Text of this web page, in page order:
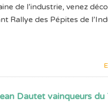
de l’industrie, venez
Rallye des Pépites de
Dautet vainqueurs du